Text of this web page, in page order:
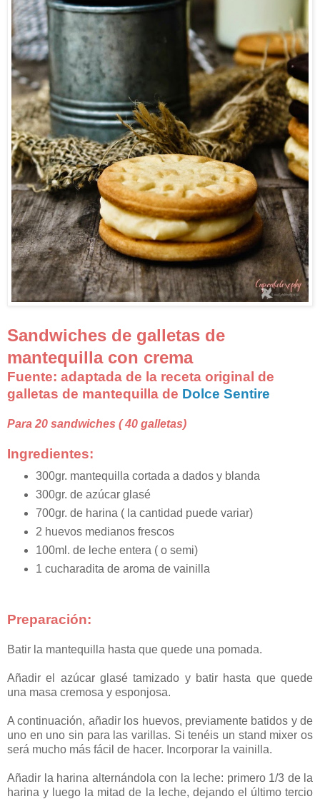
Sandwiches de galletas de
mantequilla con crema
Fuente: adaptada de la receta original de
galletas de mantequilla de Dolce Sentire
Para 20 sandwiches ( 40 galletas)
Ingredientes:
300gr. mantequilla cortada a dados y blanda
300gr. de azúcar glasé
700gr. de harina ( la cantidad puede variar)
2 huevos medianos frescos
100ml. de leche entera ( o semi)
1 cucharadita de aroma de vainilla
Preparación:
Batir la mantequilla hasta que quede una pomada.
Añadir el azúcar glasé tamizado y batir hasta que quede
una masa cremosa y esponjosa.
A continuación, añadir los huevos, previamente batidos y de
uno en uno sin para las varillas. Si tenéis un stand mixer os
será mucho más fácil de hacer. Incorporar la vainilla.
Añadir la harina alternándola con la leche: primero 1/3 de la
harina y luego la mitad de la leche, dejando el último tercio